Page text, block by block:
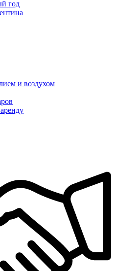
год
и воздухом